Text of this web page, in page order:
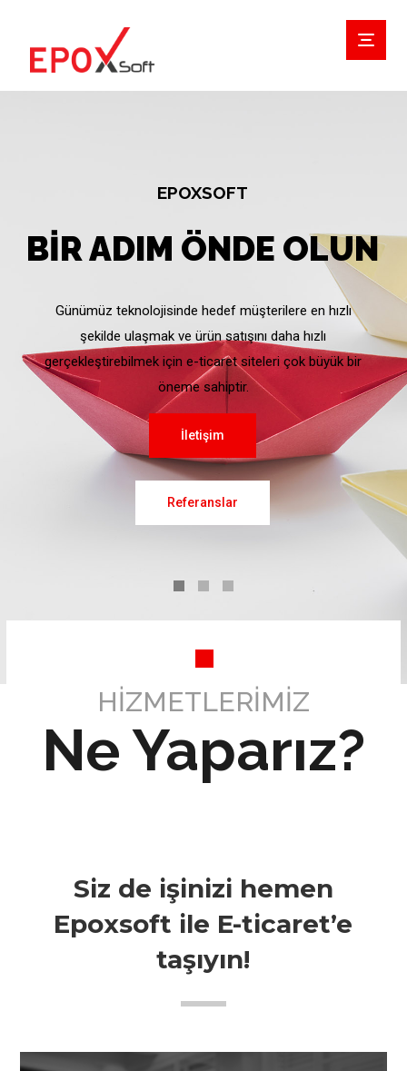
HİZMETLERİMİZ
Ne Yaparız?
Siz de işinizi hemen
Epoxsoft ile E-ticaret’e
taşıyın!